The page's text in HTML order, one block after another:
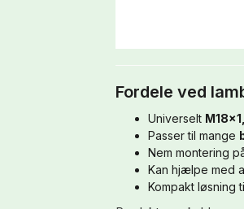
Fordele ved
Universelt
Passer til mange
Nem montering
Kan hjælpe med
Kompakt løsning